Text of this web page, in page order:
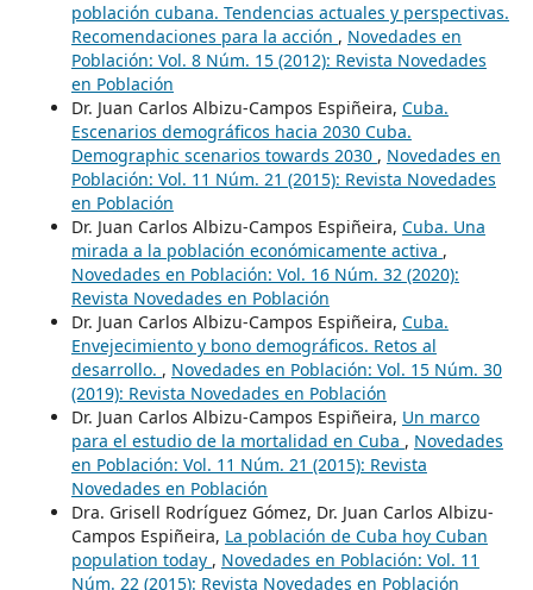
población cubana. Tendencias actuales y perspectivas.
Recomendaciones para la acción , Novedades en
Población: Vol. 8 Núm. 15 (2012): Revista Novedades
en Población
Dr. Juan Carlos Albizu-Campos Espiñeira, Cuba.
Escenarios demográficos hacia 2030 Cuba.
Demographic scenarios towards 2030 , Novedades en
Población: Vol. 11 Núm. 21 (2015): Revista Novedades
en Población
Dr. Juan Carlos Albizu-Campos Espiñeira, Cuba. Una
mirada a la población económicamente activa ,
Novedades en Población: Vol. 16 Núm. 32 (2020):
Revista Novedades en Población
Dr. Juan Carlos Albizu-Campos Espiñeira, Cuba.
Envejecimiento y bono demográficos. Retos al
desarrollo. , Novedades en Población: Vol. 15 Núm. 30
(2019): Revista Novedades en Población
Dr. Juan Carlos Albizu-Campos Espiñeira, Un marco
para el estudio de la mortalidad en Cuba , Novedades
en Población: Vol. 11 Núm. 21 (2015): Revista
Novedades en Población
Dra. Grisell Rodríguez Gómez, Dr. Juan Carlos Albizu-
Campos Espiñeira, La población de Cuba hoy Cuban
population today , Novedades en Población: Vol. 11
Núm. 22 (2015): Revista Novedades en Población